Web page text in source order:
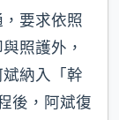
要求依照
照護外，
納入「幹
後，阿斌復